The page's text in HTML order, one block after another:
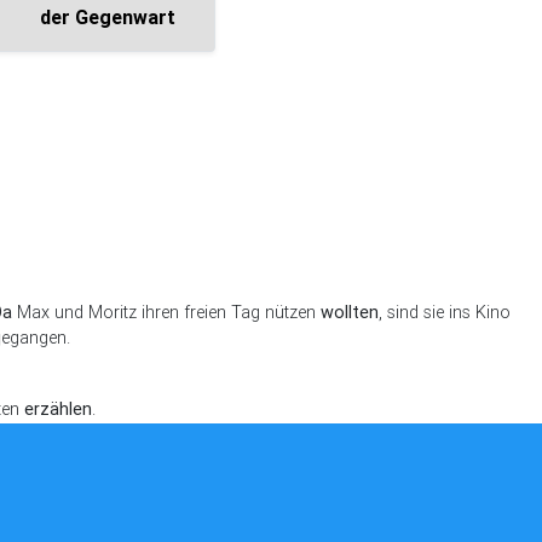
der Gegenwart
Max und Moritz ihren freien Tag nützen wollten, sind sie ins Kino
erzählen.